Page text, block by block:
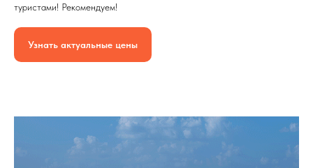
туристами! Рекомендуем!
Узнать актуальные цены